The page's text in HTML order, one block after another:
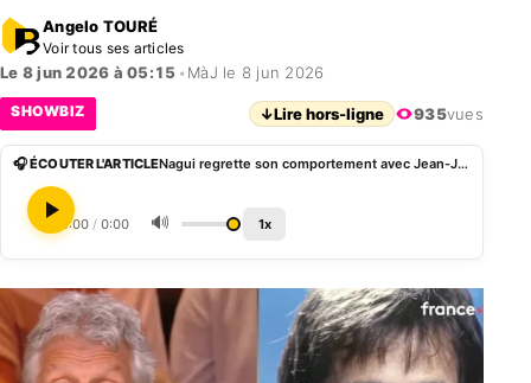
Angelo TOURÉ
Voir tous ses articles
Le 8 jun 2026 à 05:15 • MàJ le 8 jun 2026
SHOWBIZ ↓Lire hors-ligne 935vues
🎧 ÉCOUTER L'ARTICLE Nagui regrette son comportement avec Jean-Jacques Goldman
0:00 / 0:00 🔊 1x